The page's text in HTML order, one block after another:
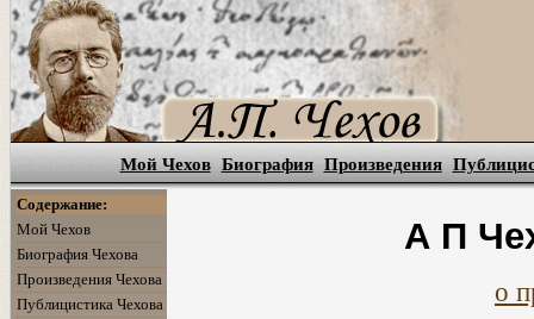
Мой Чехов Биография Произведения
Содержание:
Мой Чехов
Биография Чехова
Произведения Чехова
Публицистика Чехова
А П
о